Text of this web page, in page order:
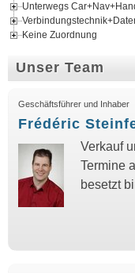
Unterwegs
Keine Zuordnung
Unser Team
Geschäftsführer und Inhaber
Frédéric
Verkauf
Termine
besetzt